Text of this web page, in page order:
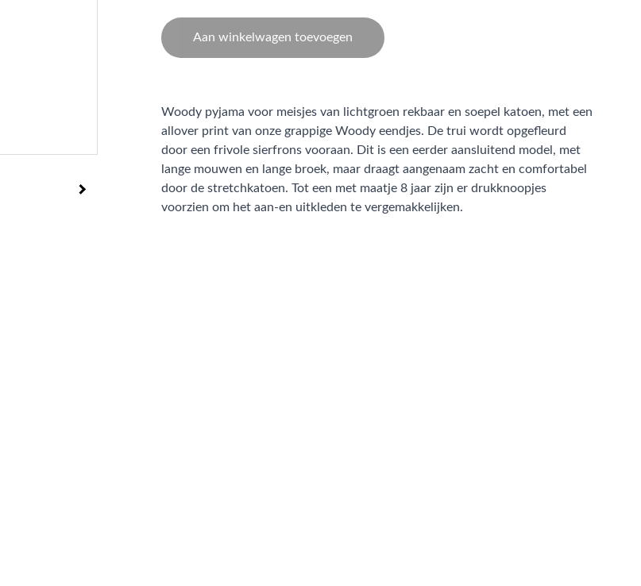
Aan winkelwagen toevoegen
Woody pyjama voor meisjes van lichtgroen rekbaar en soepel katoen, met een
allover print van onze grappige Woody eendjes. De trui wordt opgefleurd
door een frivole sierfrons vooraan. Dit is een eerder aansluitend model, met
lange mouwen en lange broek, maar draagt aangenaam zacht en comfortabel
door de stretchkatoen. Tot een met maatje 8 jaar zijn er drukknoopjes
voorzien om het aan-en uitkleden te vergemakkelijken.